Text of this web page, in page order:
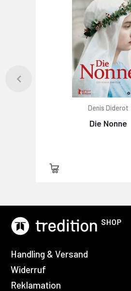
Denis Diderot
Die Nonne
Handling & Versand
Widerruf
Reklamation